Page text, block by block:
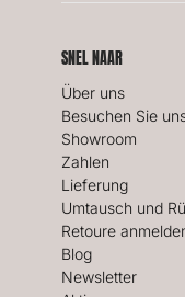
SNEL NAAR
Über uns
Besuchen Sie
Showroom
Zahlen
Lieferung
Umtausch und
Retoure
Blog
Newsletter